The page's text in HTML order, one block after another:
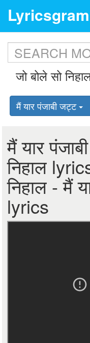
Lyricsgram
मैं यार पंजाबी जट्ट
मैं यार
निहाल
निहाल - मैं
lyrics